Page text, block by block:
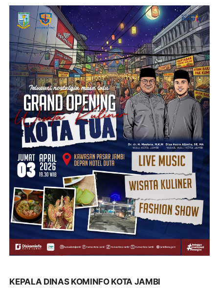
KEPALA DINAS KOMINFO KOTA JAMBI